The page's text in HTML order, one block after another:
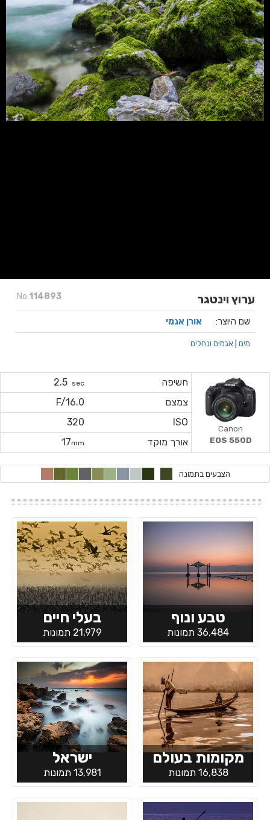
No.114893 ערוץ וינטגר
שם היוצר: אורן אגמי
מים אגמים ונחלים
חשיפה sec
2.5
צמצם
F/16.0
ISO
320
אורך מוקד
17mm
Canon
EOS 550D
הצבעים בתמונה
טבע ונוף
36,484 תמונות
בעלי חיים
21,979 תמונות
מקומות בעולם
16,838 תמונות
ישראל
13,981 תמונות